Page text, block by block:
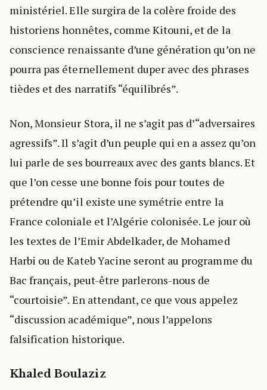
ministériel. Elle surgira de la colère froide des
historiens honnêtes, comme Kitouni, et de la
conscience renaissante d’une génération qu’on ne
pourra pas éternellement duper avec des phrases
tièdes et des narratifs “équilibrés”.
Non, Monsieur Stora, il ne s’agit pas d’“adversaires
agressifs”. Il s’agit d’un peuple qui en a assez qu’on
lui parle de ses bourreaux avec des gants blancs. Et
que l’on cesse une bonne fois pour toutes de
prétendre qu’il existe une symétrie entre la
France coloniale et l’Algérie colonisée. Le jour où
les textes de l’Emir Abdelkader, de Mohamed
Harbi ou de Kateb Yacine seront au programme du
Bac français, peut-être parlerons-nous de
“courtoisie”. En attendant, ce que vous appelez
“discussion académique”, nous l’appelons
falsification historique.
Khaled Boulaziz